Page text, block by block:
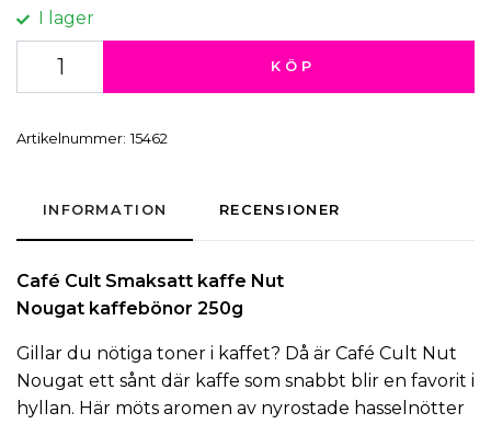
I lager
KÖP
Artikelnummer: 15462
INFORMATION RECENSIONER
Café Cult Smaksatt kaffe Nut
Nougat kaffebönor 250g
Gillar du nötiga toner i kaffet? Då är Café Cult Nut
Nougat ett sånt där kaffe som snabbt blir en favorit i
hyllan. Här möts aromen av nyrostade hasselnötter